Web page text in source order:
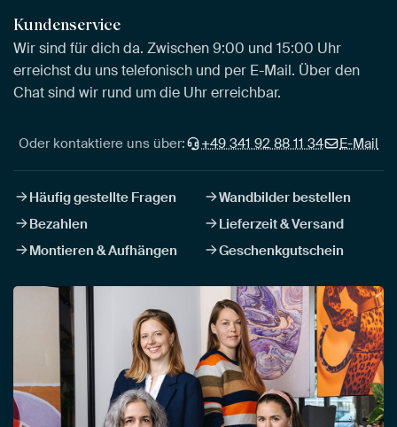
Kundenservice
Wir sind für dich da. Zwischen 9:00 und 15:00 Uhr
erreichst du uns telefonisch und per E-Mail. Über den
Chat sind wir rund um die Uhr erreichbar.
Oder kontaktiere uns über: +49 341 92 88 11 34 E-Mail
Häufig gestellte Fragen
Wandbilder bestellen
Bezahlen
Lieferzeit & Versand
Montieren & Aufhängen
Geschenkgutschein